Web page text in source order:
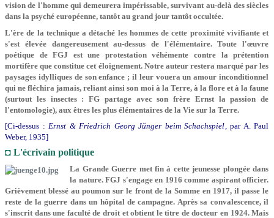
vision de l'homme qui demeurera impérissable, survivant au-delà des siècles
dans la psyché européenne, tantôt au grand jour tantôt occultée.
L'ère de la technique a détaché les hommes de cette proximité vivifiante et
s'est élevée dangereusement au-dessus de l'élémentaire. Toute l'œuvre
poétique de FGJ est une protestation véhémente contre la prétention
mortifère que constitue cet éloignement. Notre auteur restera marqué par les
paysages idylliques de son enfance ; il leur vouera un amour inconditionnel
qui ne fléchira jamais, reliant ainsi son moi à la Terre, à la flore et à la faune
(surtout les insectes : FG partage avec son frère Ernst la passion de
l'entomologie), aux êtres les plus élémentaires de la Vie sur la Terre.
[Ci-dessus : Ernst & Friedrich Georg Jünger beim Schachspiel , par A. Paul
Weber, 1935]
◘ L'écrivain politique
La Grande Guerre met fin à cette jeunesse plongée dans
la nature. FGJ s'engage en 1916 comme aspirant officier.
Grièvement blessé au poumon sur le front de la Somme en 1917, il passe le
reste de la guerre dans un hôpital de campagne. Après sa convalescence, il
s'inscrit dans une faculté de droit et obtient le titre de docteur en 1924. Mais